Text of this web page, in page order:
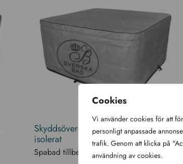
Cookies
Vi använder cookies för att
personligt anpassade
trafik. Genom att klicka på
användning av cookies.
Skyddsöverdrag till Spabad Earl,
isolerat
Spabad tillbehör